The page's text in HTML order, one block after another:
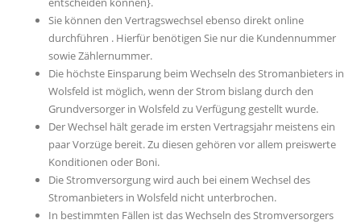
Sie können den Vertragswechsel ebenso direkt online
durchführen . Hierfür benötigen Sie nur die Kundennummer
sowie Zählernummer.
Die höchste Einsparung beim Wechseln des Stromanbieters in
Wolsfeld ist möglich, wenn der Strom bislang durch den
Grundversorger in Wolsfeld zu Verfügung gestellt wurde.
Der Wechsel hält gerade im ersten Vertragsjahr meistens ein
paar Vorzüge bereit. Zu diesen gehören vor allem preiswerte
Konditionen oder Boni.
Die Stromversorgung wird auch bei einem Wechsel des
Stromanbieters in Wolsfeld nicht unterbrochen.
In bestimmten Fällen ist das Wechseln des Stromversorgers